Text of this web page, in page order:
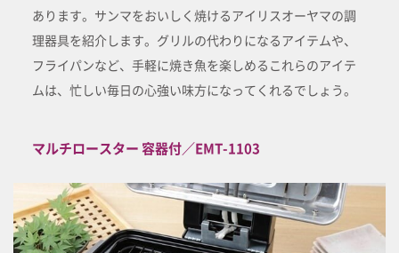
あります。サンマをおいしく焼けるアイリスオーヤマの調
理器具を紹介します。グリルの代わりになるアイテムや、
フライパンなど、手軽に焼き魚を楽しめるこれらのアイテ
ムは、忙しい毎日の心強い味方になってくれるでしょう。
マルチロースター 容器付／EMT-1103